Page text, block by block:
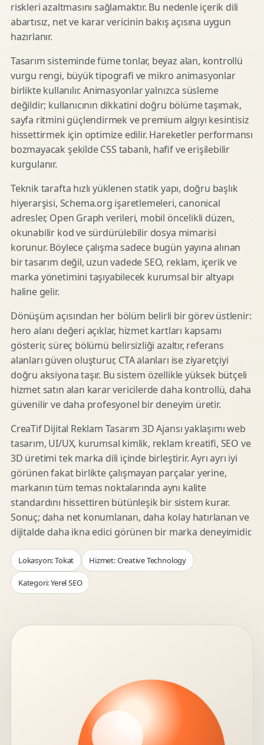
riskleri azaltmasını sağlamaktır. Bu nedenle içerik dili
abartısız, net ve karar vericinin bakış açısına uygun
hazırlanır.
Tasarım sisteminde füme tonlar, beyaz alan, kontrollü
vurgu rengi, büyük tipografi ve mikro animasyonlar
birlikte kullanılır. Animasyonlar yalnızca süsleme
değildir; kullanıcının dikkatini doğru bölüme taşımak,
sayfa ritmini güçlendirmek ve premium algıyı kesintisiz
hissettirmek için optimize edilir. Hareketler performansı
bozmayacak şekilde CSS tabanlı, hafif ve erişilebilir
kurgulanır.
Teknik tarafta hızlı yüklenen statik yapı, doğru başlık
hiyerarşisi, Schema.org işaretlemeleri, canonical
adresler, Open Graph verileri, mobil öncelikli düzen,
okunabilir kod ve sürdürülebilir dosya mimarisi
korunur. Böylece çalışma sadece bugün yayına alınan
bir tasarım değil, uzun vadede SEO, reklam, içerik ve
marka yönetimini taşıyabilecek kurumsal bir altyapı
haline gelir.
Dönüşüm açısından her bölüm belirli bir görev üstlenir:
hero alanı değeri açıklar, hizmet kartları kapsamı
gösterir, süreç bölümü belirsizliği azaltır, referans
alanları güven oluşturur, CTA alanları ise ziyaretçiyi
doğru aksiyona taşır. Bu sistem özellikle yüksek bütçeli
hizmet satın alan karar vericilerde daha kontrollü, daha
güvenilir ve daha profesyonel bir deneyim üretir.
CreaTif Dijital Reklam Tasarım 3D Ajansı yaklaşımı web
tasarım, UI/UX, kurumsal kimlik, reklam kreatifi, SEO ve
3D üretimi tek marka dili içinde birleştirir. Ayrı ayrı iyi
görünen fakat birlikte çalışmayan parçalar yerine,
markanın tüm temas noktalarında aynı kalite
standardını hissettiren bütünleşik bir sistem kurar.
Sonuç; daha net konumlanan, daha kolay hatırlanan ve
dijitalde daha ikna edici görünen bir marka deneyimidir.
Lokasyon: Tokat Hizmet: Creative Technology
Kategori: Yerel SEO